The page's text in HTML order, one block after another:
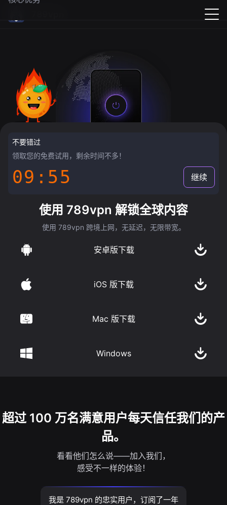
不要错过
领取您的免费试用，剩余时间不多！
09:55 继续
使用 789vpn 解锁全球内容
使用 789vpn 跨境上网，无延迟，无限带宽。
安卓版下载
iOS 版下载
Mac 版下载
Windows
超过 100 万名满意用户每天信任我们的产
品。
看看他们怎么说——加入我们，
感受不一样的体验！
我是 789vpn 的忠实用户，订阅了一年